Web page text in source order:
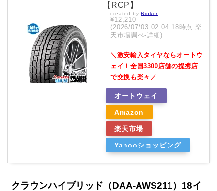
【RCP】
created by Rinker
¥12,210
(2026/07/03 02:04:18時点 楽
天市場調べ-詳細)
＼激安輸入タイヤならオートウ
ェイ！全国3300店舗の提携店
で交換も楽々／
オートウェイ
Amazon
楽天市場
Yahooショッピング
クラウンハイブリッド（DAA-AWS211）18イ